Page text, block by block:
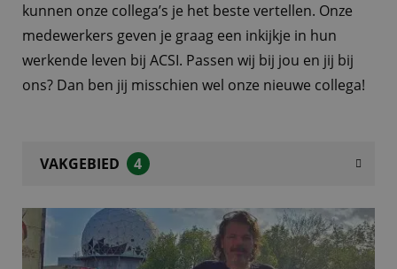
kunnen onze collega’s je het beste vertellen. Onze
medewerkers geven je graag een inkijkje in hun
werkende leven bij ACSI. Passen wij bij jou en jij bij
ons? Dan ben jij misschien wel onze nieuwe collega!
VAKGEBIED 4